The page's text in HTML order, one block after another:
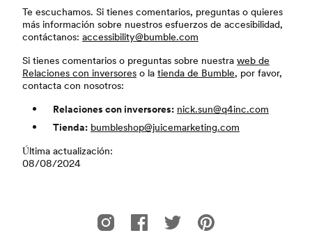
Te escuchamos. Si tienes comentarios, preguntas o quieres
más información sobre nuestros esfuerzos de accesibilidad,
contáctanos: accessibility@bumble.com
Si tienes comentarios o preguntas sobre nuestra web de
Relaciones con inversores o la tienda de Bumble, por favor,
contacta con nosotros:
Relaciones con inversores: nick.sun@q4inc.com
Tienda: bumbleshop@juicemarketing.com
Última actualización:
08/08/2024
Pie de páginaBumble en Instagram
Bumble en Facebook
Bumble en Twitter
Bumble en Pinterest